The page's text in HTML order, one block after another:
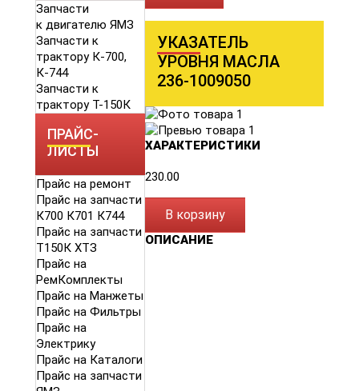
Запчасти
к двигателю ЯМЗ
Запчасти к
трактору К-700,
К-744
Запчасти к
трактору Т-150К
ПРАЙС-
ЛИСТЫ
Прайс на ремонт
Прайс на запчасти
К700 К701 К744
Прайс на запчасти
Т150К ХТЗ
Прайс на
РемКомплекты
Прайс на Манжеты
Прайс на Фильтры
Прайс на
Электрику
Прайс на Каталоги
Прайс на запчасти
УКАЗАТЕЛЬ
УРОВНЯ МАСЛА
236-1009050
ХАРАКТЕРИСТИКИ
230.00
В корзину
ОПИСАНИЕ